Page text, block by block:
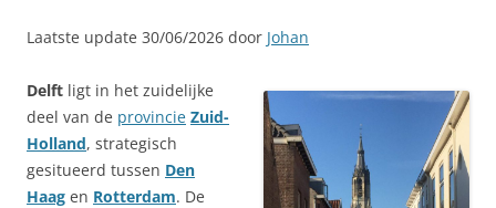
Laatste update 30/06/2026 door Johan
Delft ligt in het zuidelijke
deel van de provincie Zuid-
Holland, strategisch
gesitueerd tussen Den
Haag en Rotterdam. De